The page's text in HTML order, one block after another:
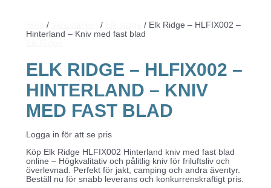
/ /
/ Elk Ridge – HLFIX002 –
Hinterland – Kniv med fast blad
ELK RIDGE – HLFIX002 –
HINTERLAND – KNIV
MED FAST BLAD
Logga in för att se pris
Köp Elk Ridge HLFIX002 Hinterland kniv med fast blad
online – Högkvalitativ och pålitlig kniv för friluftsliv och
överlevnad. Perfekt för jakt, camping och andra äventyr.
Beställ nu för snabb leverans och konkurrenskraftigt pris.